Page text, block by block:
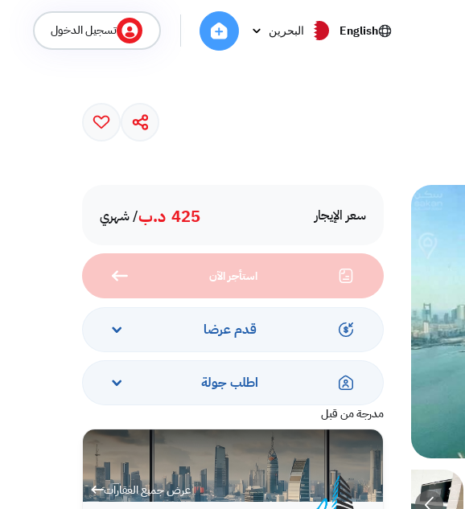
English البحرين تسجيل الدخول
سعر الإيجار 425 د.ب/ شهري
استأجر الآن
قدم عرضا
اطلب جولة
مدرجة من قبل
عرض جميع العقارات